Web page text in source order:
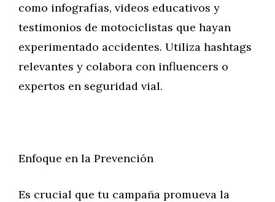
como infografías, videos educativos y
testimonios de motociclistas que hayan
experimentado accidentes. Utiliza hashtags
relevantes y colabora con influencers o
expertos en seguridad vial.
Enfoque en la Prevención
Es crucial que tu campaña promueva la